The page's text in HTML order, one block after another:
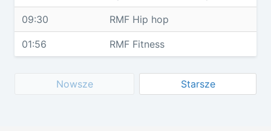
09:30 RMF Hip hop
01:56 RMF Fitness
Nowsze Starsze